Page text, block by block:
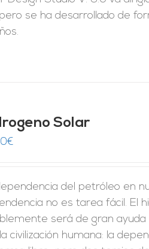
se ha desarrollado de
Solar
€
del petróleo en
no es tarea fácil. El
será de gran
civilización humana: la